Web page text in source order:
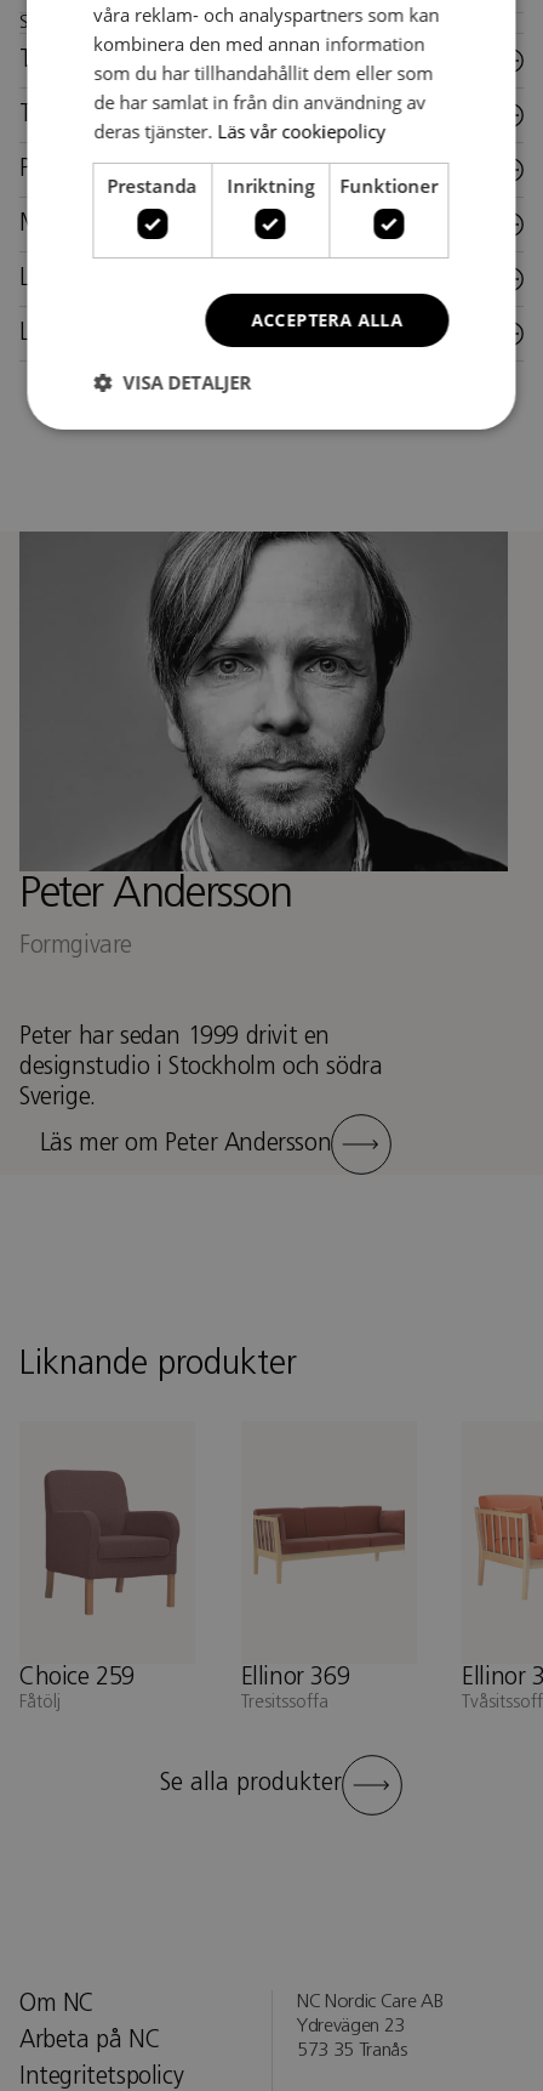
Skötselråd för denna möbel
Trä
Textil
Plast
Metall
Laminat
Läder
Peter Andersson
Formgivare
Peter har sedan 1999 drivit en
designstudio i Stockholm och södra
Sverige.
Läs mer om Peter Andersson
Liknande produkter
Choice 259
Fåtölj
Ellinor 369
Tresitssoffa
Ellinor
Se alla produkter
Om NC
Arbeta på NC
Integritetspolicy
NC Nordic Care AB
Ydrevägen 23
573 35 Tranås
våra reklam- och analyspartners som kan
kombinera den med annan information
som du har tillhandahållit dem eller som
de har samlat in från din användning av
deras tjänster. Läs vår cookiepolicy
Prestanda Inriktning Funktioner
ACCEPTERA ALLA
VISA DETALJER